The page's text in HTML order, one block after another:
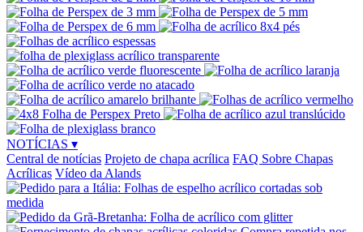
NOTÍCIAS ▾
Central de notícias Projeto de chapa acrílica FAQ Sobre Chapas
Acrílicas Vídeo da Alands